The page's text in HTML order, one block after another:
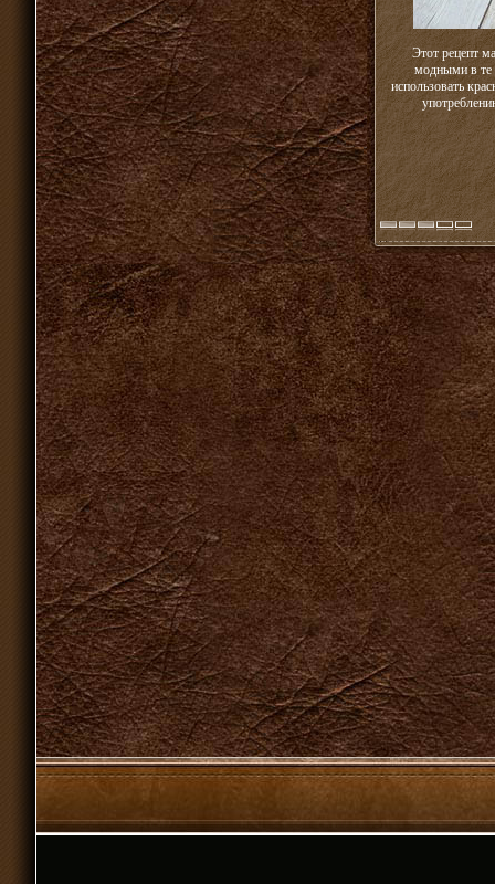
Этот рецепт
модными в те
использовать